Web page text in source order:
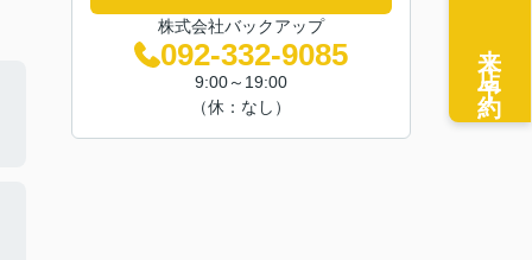
株式会社バックアップ
092-332-9085
9:00～19:00
（休：なし）
来店予約